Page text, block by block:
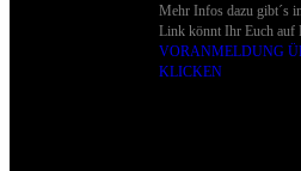
Mehr Infos dazu gibt´s
Link könnt Ihr Euch auf
VORANMELDUNG
KLICKEN